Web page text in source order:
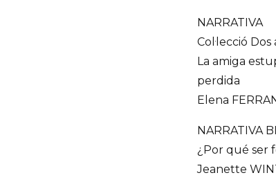
NARRATIVA
Col·lecció Dos
La amiga
perdida
Elena
NARRATIVA
¿Por qué ser
Jeanette